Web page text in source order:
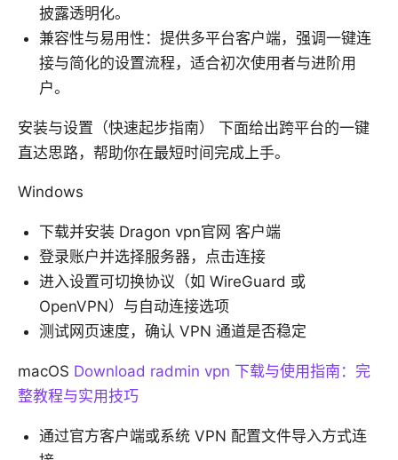
披露透明化。
兼容性与易用性：提供多平台客户端，强调一键连
接与简化的设置流程，适合初次使用者与进阶用
户。
安装与设置（快速起步指南） 下面给出跨平台的一键
直达思路，帮助你在最短时间完成上手。
Windows
下载并安装 Dragon vpn官网 客户端
登录账户并选择服务器，点击连接
进入设置可切换协议（如 WireGuard 或
OpenVPN）与自动连接选项
测试网页速度，确认 VPN 通道是否稳定
macOS Download radmin vpn 下载与使用指南：完
整教程与实用技巧
通过官方客户端或系统 VPN 配置文件导入方式连